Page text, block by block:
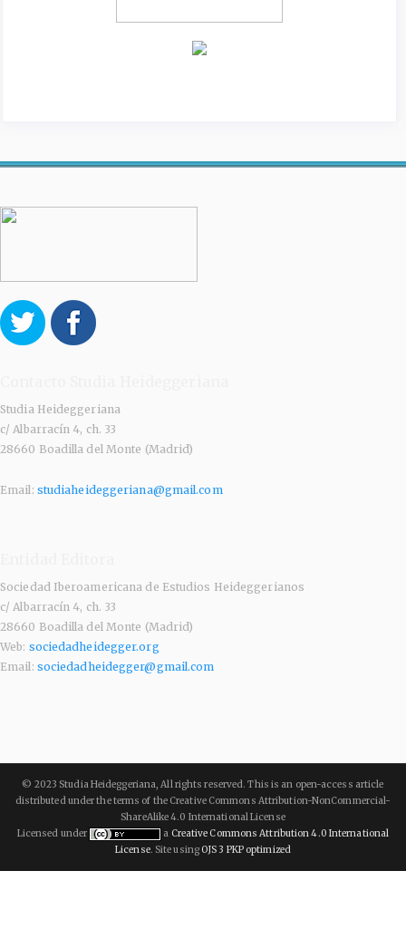
Studia Heideggeriana
c/ Albarracín 4, ch. 33
28660 Boadilla del Monte (Madrid)
Email: studiaheideggeriana@gmail.com
Sociedad Iberoamericana de Estudios Heideggerianos
c/ Albarracín 4, ch. 33
28660 Boadilla del Monte (Madrid)
Web: sociedadheidegger.org
Email: sociedadheidegger@gmail.com
© 2023 Studia Heideggeriana, All rights reserved. This is an open-access article
distributed under the terms of the Creative Commons Attribution-NonCommercial-
ShareAlike 4.0 International License
Licensed under
a Creative Commons Attribution 4.0 International
License. Site usingOJS 3 PKP optimized